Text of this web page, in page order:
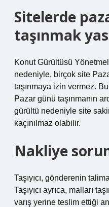
Sitelerde
taşınmak
Konut Gürültüsü
nedeniyle, birçok site
taşınmaya izin vermez.
Pazar günü taşınmanın
gürültü nedeniyle site
kaçınılmaz olabilir.
Nakliye
Taşıyıcı, gönderenin
Taşıyıcı ayrıca, malları
varış yerine teslim ettiği